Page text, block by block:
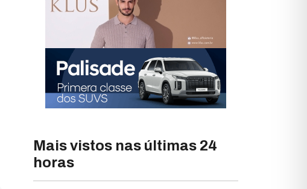
Mais vistos nas últimas 24
horas